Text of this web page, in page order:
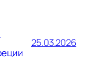
25.03.2026